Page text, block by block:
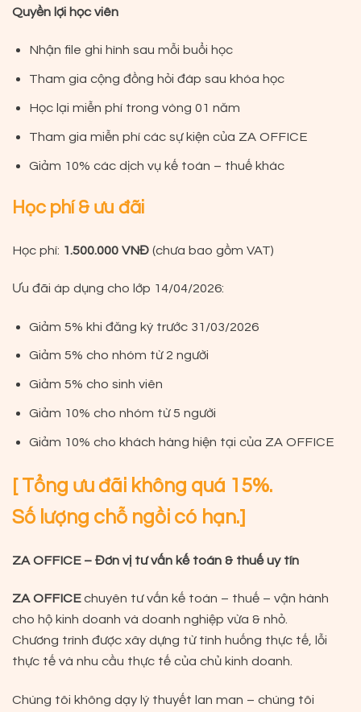
Quyền lợi học viên
Nhận file ghi hình sau mỗi buổi học
Tham gia cộng đồng hỏi đáp sau khóa học
Học lại miễn phí trong vòng 01 năm
Tham gia miễn phí các sự kiện của ZA OFFICE
Giảm 10% các dịch vụ kế toán – thuế khác
Học phí & ưu đãi
Học phí: 1.500.000 VNĐ (chưa bao gồm VAT)
Ưu đãi áp dụng cho lớp 14/04/2026:
Giảm 5% khi đăng ký trước 31/03/2026
Giảm 5% cho nhóm từ 2 người
Giảm 5% cho sinh viên
Giảm 10% cho nhóm từ 5 người
Giảm 10% cho khách hàng hiện tại của ZA OFFICE
[ Tổng ưu đãi không quá 15%.
Số lượng chỗ ngồi có hạn.]
ZA OFFICE – Đơn vị tư vấn kế toán & thuế uy tín
ZA OFFICEchuyên tư vấn kế toán – thuế – vận hành
cho hộ kinh doanh và doanh nghiệp vừa & nhỏ.
Chương trình được xây dựng từ tình huống thực tế, lỗi
thực tế và nhu cầu thực tế của chủ kinh doanh.
Chúng tôi không dạy lý thuyết lan man – chúng tôi